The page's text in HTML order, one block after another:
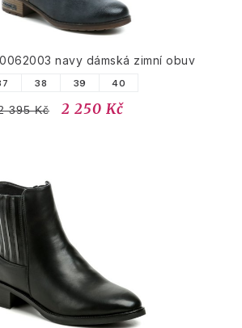
navy dámská zimní obuv
38 39 40
395 Kč 2 250 Kč